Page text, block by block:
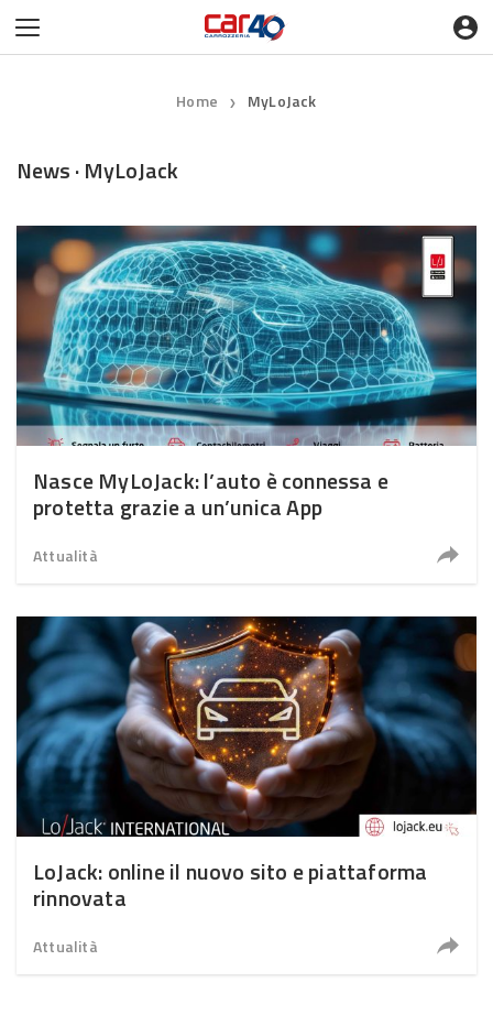
Home ❯ MyLoJack
News · MyLoJack
Nasce MyLoJack: l’auto è connessa e
protetta grazie a un’unica App
Attualità
LoJack: online il nuovo sito e piattaforma
rinnovata
Attualità